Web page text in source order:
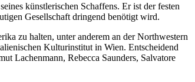
künstlerischen Schaffens. Er ist der festen
Gesellschaft dringend benötigt wird.
zu halten, unter anderem an der Northwestern
Kulturinstitut in Wien. Entscheidend
Lachenmann, Rebecca Saunders, Salvatore